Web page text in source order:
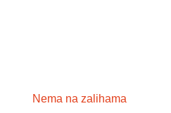
Nema na zalihama